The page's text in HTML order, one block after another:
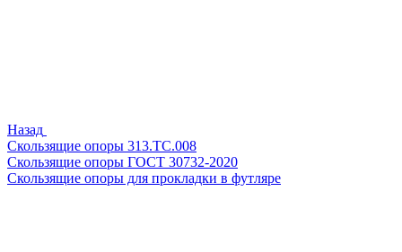
Назад
Скользящие опоры 313.ТС.008
Скользящие опоры ГОСТ 30732-2020
Скользящие опоры для прокладки в футляре